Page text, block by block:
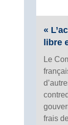
«
libre
Le
frais